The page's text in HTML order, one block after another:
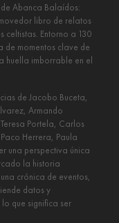
Abanca Balaídos:
libro de relatos
celtistas. Entorno a 130
de momentos clave de
huella imborrable en el
de Jacobo Buceta,
Armando
Portela, Carlos
Herrera, Paula
una perspectiva única
la historia
crónica de eventos,
datos y
que significa ser